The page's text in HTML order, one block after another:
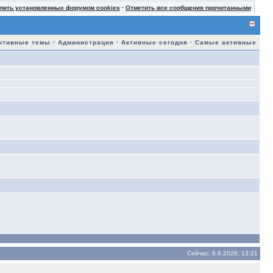
установленные форумом cookies · Отметить все сообщения прочитанными
темы ·Администрация ·Активные сегодня ·Самые активные
Сейчас: 6.8.2026, 13:21